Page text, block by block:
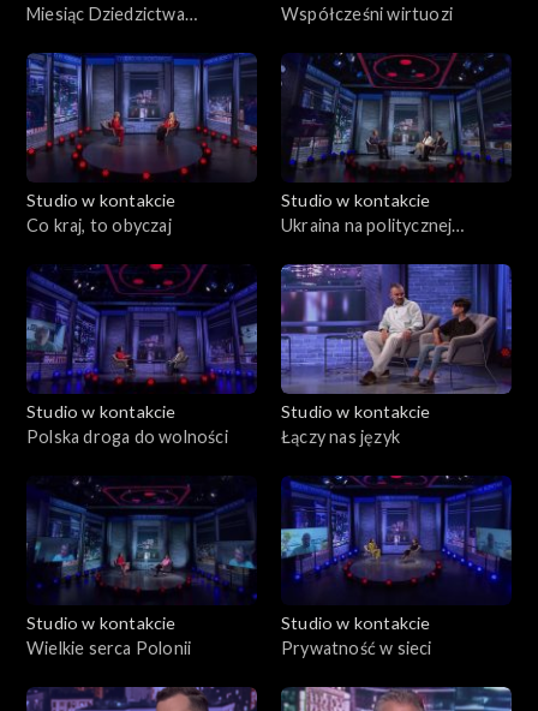
Miesiąc Dziedzictwa
Współcześni wirtuozi
Studio w kontakcie
Co kraj, to obyczaj
Studio w kontakcie
Ukraina na politycznej
Studio w kontakcie
Polska droga do wolności
Studio w kontakcie
Łączy nas język
Studio w kontakcie
Wielkie serca Polonii
Studio w kontakcie
Prywatność w sieci